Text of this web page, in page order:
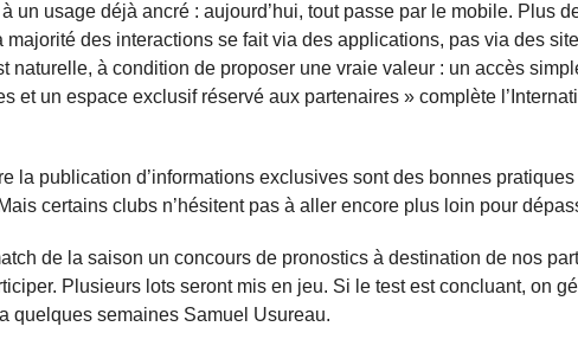
un usage déjà ancré : aujourd’hui, tout passe par le mobile. Plus
majorité des interactions se fait via des applications, pas via des
naturelle, à condition de proposer une vraie valeur : un accès
et un espace exclusif réservé aux partenaires » complète
la publication d’informations exclusives sont des bonnes
certains clubs n’hésitent pas à aller encore plus loin pour
de la saison un concours de pronostics à destination de nos
Plusieurs lots seront mis en jeu. Si le test est concluant, on
quelques semaines Samuel Usureau.